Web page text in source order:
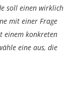
soll einen wirklich
mit einer Frage
einem konkreten
eine aus, die